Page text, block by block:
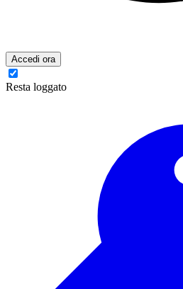
Accedi ora
Resta loggato